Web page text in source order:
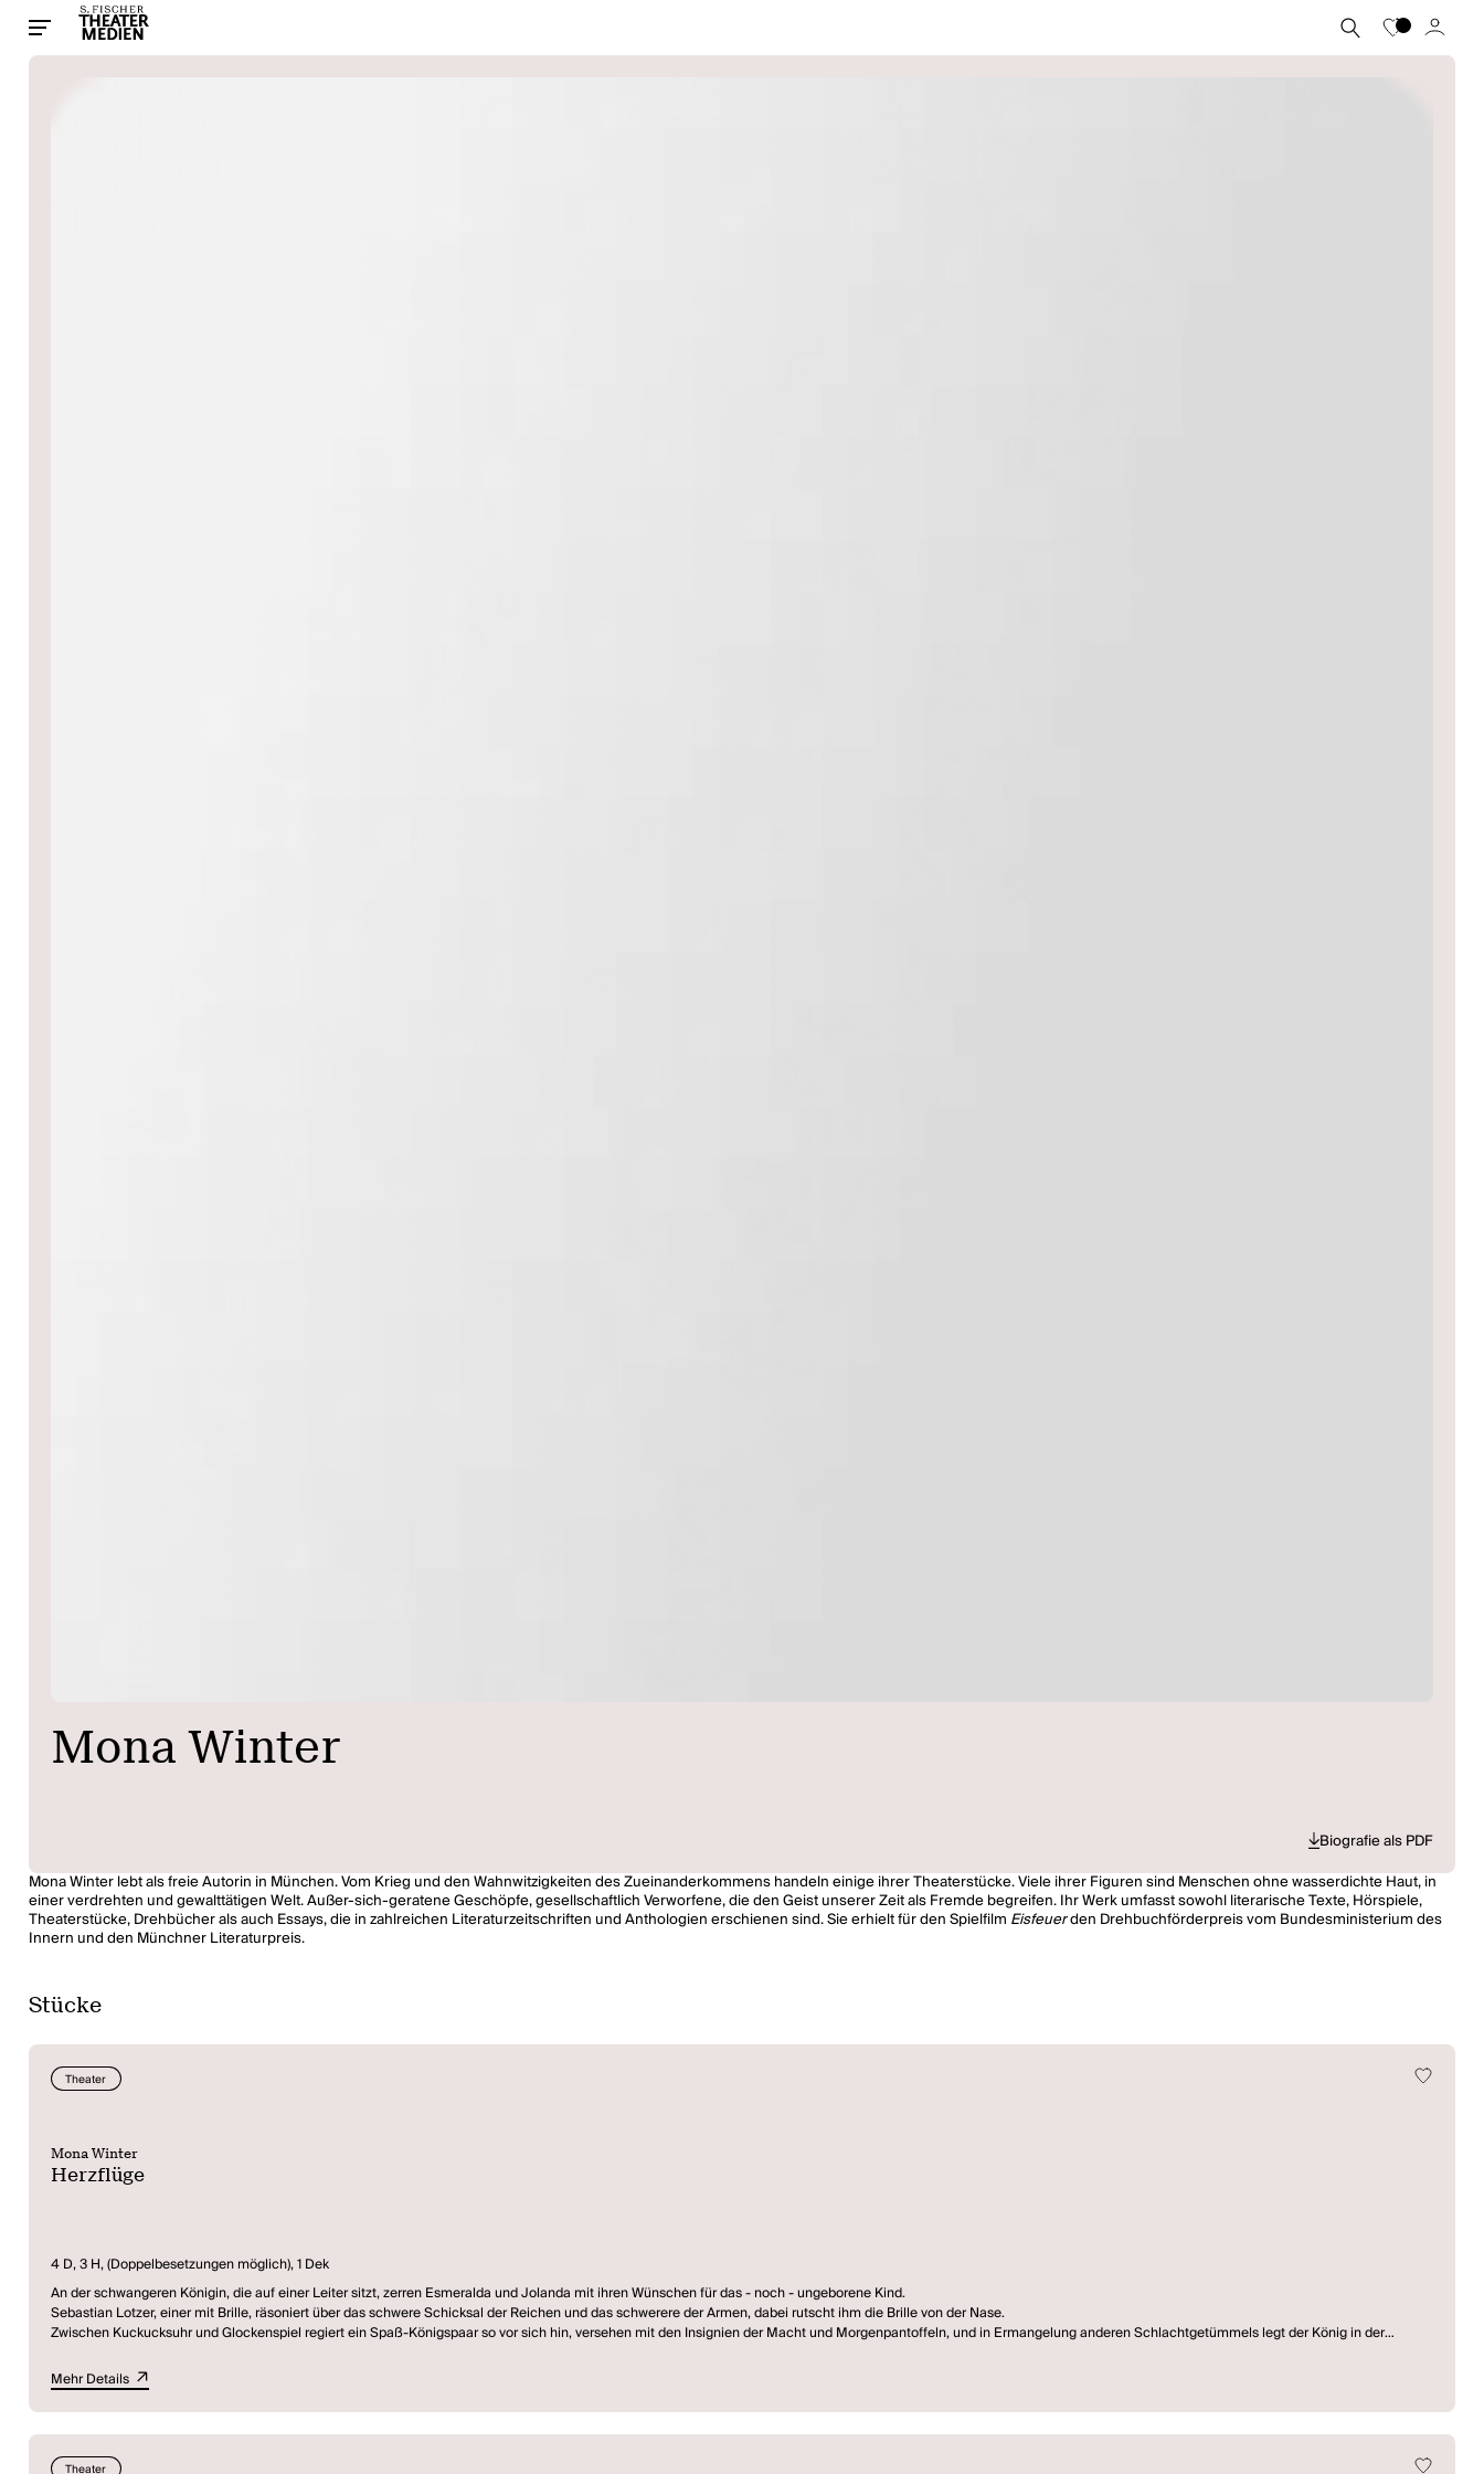
Mona Winter
Biografie als PDF
Mona Winter lebt als freie Autorin in München. Vom Krieg und den Wahnwitzigkeiten des Zueinanderkommens handeln einige ihrer Theaterstücke. Viele ihrer Figuren sind Menschen ohne wasserdichte Haut, in
einer verdrehten und gewalttätigen Welt. Außer-sich-geratene Geschöpfe, gesellschaftlich Verworfene, die den Geist unserer Zeit als Fremde begreifen. Ihr Werk umfasst sowohl literarische Texte, Hörspiele,
Theaterstücke, Drehbücher als auch Essays, die in zahlreichen Literaturzeitschriften und Anthologien erschienen sind. Sie erhielt für den Spielfilm Eisfeuerden Drehbuchförderpreis vom Bundesministerium des
Innern und den Münchner Literaturpreis.
Stücke
Theater
Mona Winter
Herzflüge
4 D, 3 H, (Doppelbesetzungen möglich), 1 Dek
An der schwangeren Königin, die auf einer Leiter sitzt, zerren Esmeralda und Jolanda mit ihren Wünschen für das - noch - ungeborene Kind.
Sebastian Lotzer, einer mit Brille, räsoniert über das schwere Schicksal der Reichen und das schwerere der Armen, dabei rutscht ihm die Brille von der Nase.
Zwischen Kuckucksuhr und Glockenspiel regiert ein Spaß-Königspaar so vor sich hin, versehen mit den Insignien der Macht und Morgenpantoffeln, und in Ermangelung anderen Schlachtgetümmels legt der König in der
Märchenhaft grausame und um die sogenannte Realität unbekümmerte Dinge passieren in diesem erfundenen Land, vor allem dann, wenn "das Volk" sich einmischt ...
Eine poetische Parabel auf die unregulierbaren Verhältnisse der Menschen untereinander.
Mehr Details
Theater